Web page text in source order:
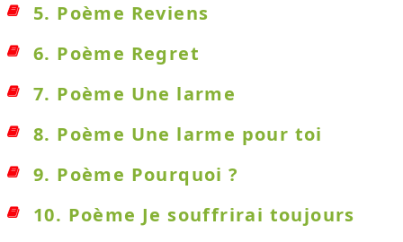
5. Poème Reviens
6. Poème Regret
7. Poème Une larme
8. Poème Une larme pour toi
9. Poème Pourquoi ?
10. Poème Je souffrirai toujours